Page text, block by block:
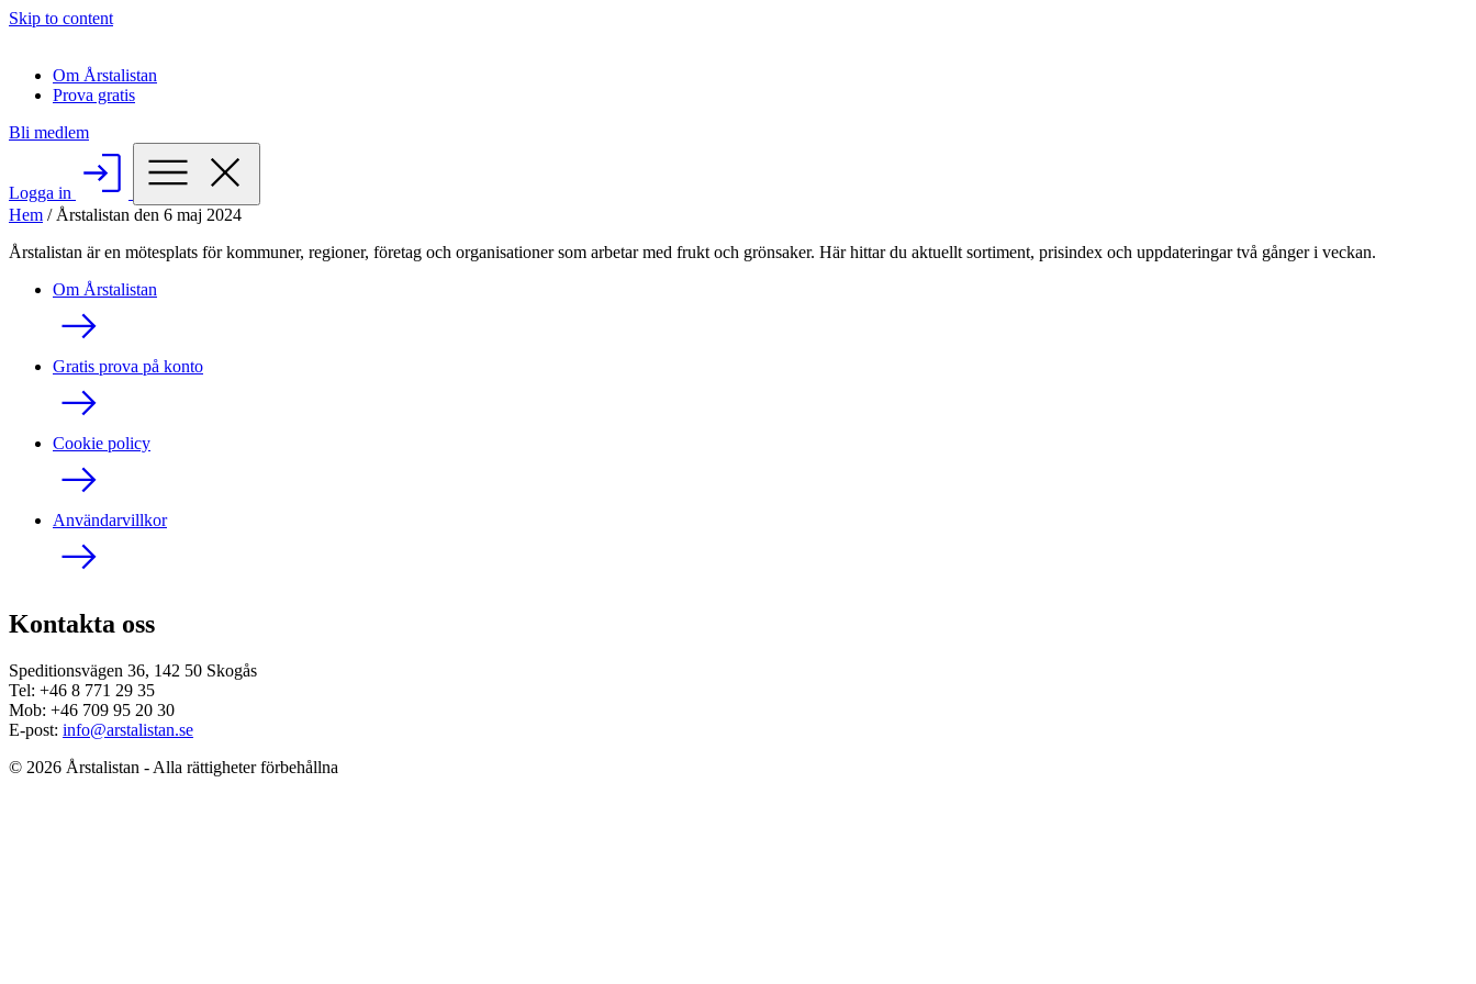
Skip to content
Om Årstalistan
Prova gratis
Bli medlem
Logga in
Hem / Årstalistan den 6 maj 2024
Årstalistan är en mötesplats för kommuner, regioner, företag och organisationer som arbetar med frukt och grönsaker. Här hittar du aktuellt sortiment, prisindex och uppdateringar två gånger i veckan.
Om Årstalistan
Gratis prova på konto
Cookie policy
Användarvillkor
Kontakta oss
Speditionsvägen 36, 142 50 Skogås
Tel: +46 8 771 29 35
Mob: +46 709 95 20 30
E-post: info@arstalistan.se
© 2026 Årstalistan - Alla rättigheter förbehållna